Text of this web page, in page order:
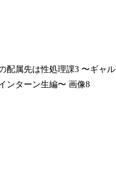
配属先は性処理課3 〜ギャル
ンターン生編〜 画像8